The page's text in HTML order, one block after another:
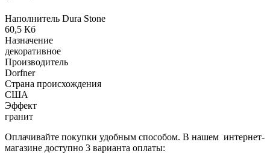
Наполнитель Dura Stone
60,5 Кб
Назначение
декоративное
Производитель
Dorfner
Страна происхождения
США
Эффект
гранит
Оплачивайте покупки удобным способом. В нашем интернет-
магазине доступно 3 варианта оплаты: